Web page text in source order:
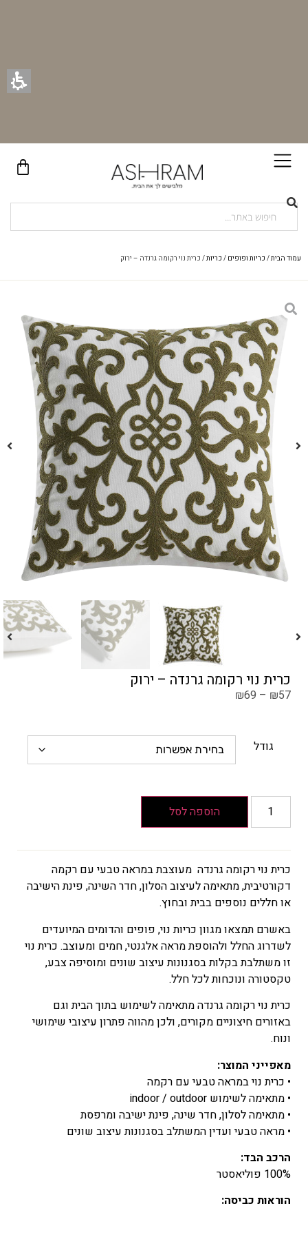
עמוד הבית/ כריות ופופים / כריות/ כרית נוי רקומה גרנדה – ירוק
כרית נוי רקומה גרנדה – ירוק
₪57
–
₪69
גודל
הוספה לסל
כרית נוי רקומה גרנדה מעוצבת במראה טבעי עם רקמה
דקורטיבית, מתאימה לעיצוב הסלון, חדר השינה, פינת הישיבה
או חללים נוספים בבית ובחוץ.
באשרם תמצאו מגוון כריות נוי, פופים והדומים המיועדים
לשדרוג החלל ולהוספת מראה אלגנטי, חמים ומעוצב. כרית נוי
זו משתלבת בקלות בסגנונות עיצוב שונים ומוסיפה צבע,
טקסטורה ונוכחות לכל חלל.
כרית נוי רקומה גרנדה מתאימה לשימוש בתוך הבית וגם
באזורים חיצוניים מקורים, ולכן מהווה פתרון עיצובי שימושי
ונוח.
מאפייני המוצר:
• כרית נוי במראה טבעי עם רקמה
• מתאימה לשימוש indoor / outdoor
• מתאימה לסלון, חדר שינה, פינת ישיבה ומרפסת
• מראה טבעי ועדין המשתלב בסגנונות עיצוב שונים
הרכב הבד:
100% פוליאסטר
הוראות כביסה: